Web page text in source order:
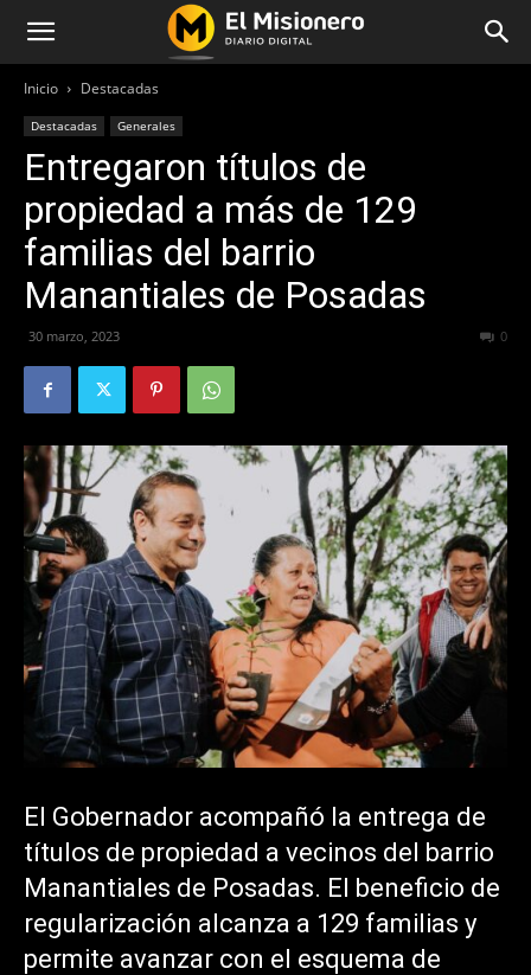
Inicio Destacadas
Destacadas Generales
Entregaron títulos de
propiedad a más de 129
familias del barrio
Manantiales de Posadas
30 marzo, 2023 0
El Gobernador acompañó la entrega de
títulos de propiedad a vecinos del barrio
Manantiales de Posadas. El beneficio de
regularización alcanza a 129 familias y
permite avanzar con el esquema de